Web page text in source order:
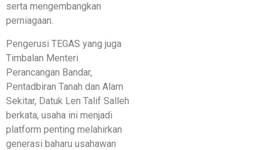
serta mengembangkan
perniagaan.
Pengerusi TEGAS yang juga
Timbalan Menteri
Perancangan Bandar,
Pentadbiran Tanah dan Alam
Sekitar, Datuk Len Talif Salleh
berkata, usaha ini menjadi
platform penting melahirkan
generasi baharu usahawan